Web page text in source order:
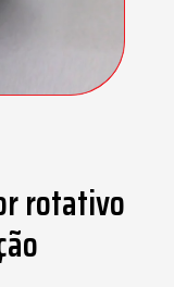
rotativo